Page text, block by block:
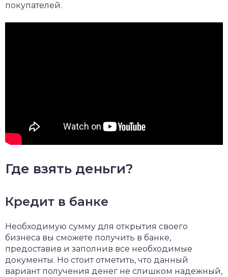
покупателей.
Где взять деньги?
Кредит в банке
Необходимую сумму для открытия своего
бизнеса вы сможете получить в банке,
предоставив и заполнив все необходимые
документы. Но стоит отметить, что данный
вариант получения денег не слишком надежный,